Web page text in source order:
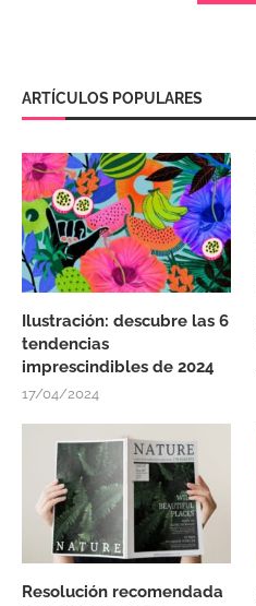
ARTÍCULOS POPULARES
Ilustración: descubre las 6
tendencias
imprescindibles de 2024
17/04/2024
Resolución recomendada